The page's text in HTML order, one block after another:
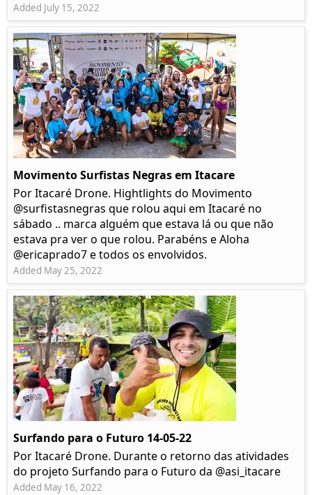
Added July 15, 2022
Movimento Surfistas Negras em Itacare
Por Itacaré Drone. Hightlights do Movimento
@surfistasnegras que rolou aqui em Itacaré no
sábado .. marca alguém que estava lá ou que não
estava pra ver o que rolou. Parabéns e Aloha
@ericaprado7 e todos os envolvidos.
Added May 25, 2022
Surfando para o Futuro 14-05-22
Por Itacaré Drone. Durante o retorno das atividades
do projeto Surfando para o Futuro da @asi_itacare
Added May 16, 2022